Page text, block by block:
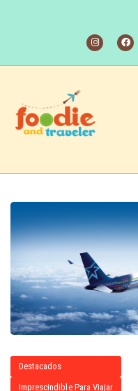
Destacados
Imprescindible Para Viajar